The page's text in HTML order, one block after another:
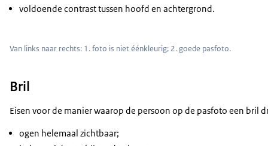
voldoende contrast tussen hoofd en achtergrond.
Van links naar rechts: 1. foto is niet éénkleurig; 2. goede pasfoto.
Bril
Eisen voor de manier waarop de persoon op de pasfoto een bril
ogen helemaal zichtbaar;